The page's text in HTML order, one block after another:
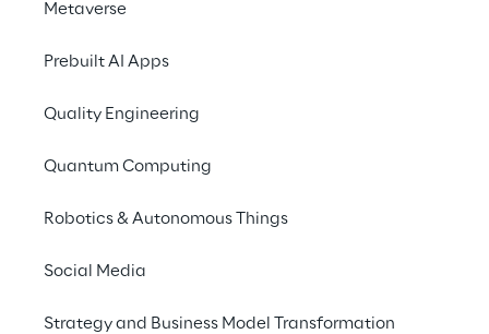
Metaverse
Prebuilt AI Apps
Quality Engineering
Quantum Computing
Robotics & Autonomous Things
Social Media
Strategy and Business Model Transformation
Eine effizientere
Organisation der
durch die
Mehrfachnutzung
bestehender Inhalte in
unterschiedlichen
Formaten – für mehr